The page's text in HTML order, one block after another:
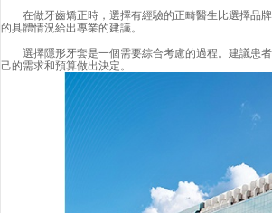
在做牙齒矯正時，選擇有經驗的正畸醫生比選擇品牌
的具體情況給出專業的建議。
選擇隱形牙套是一個需要綜合考慮的過程。建議患者
己的需求和預算做出決定。